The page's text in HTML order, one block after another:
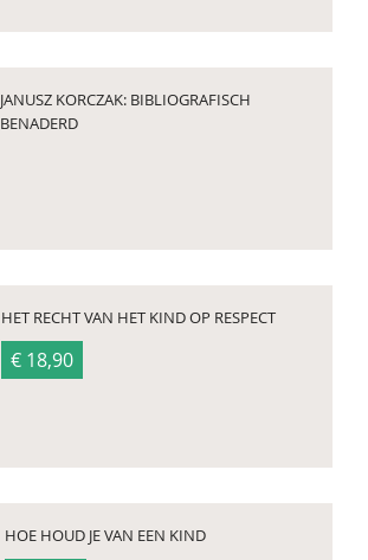
JANUSZ KORCZAK: BIBLIOGRAFISCH
BENADERD
HET RECHT VAN HET KIND OP RESPECT
€ 18,90
HOE HOUD JE VAN EEN KIND